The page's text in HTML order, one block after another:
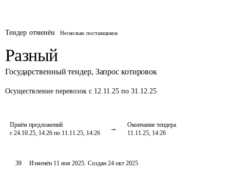
Тендер отменён Несколько поставщиков
Разный
Государственный тендер, Запрос котировок
Осуществление перевозок с 12.11.25 по 31.12.25
Приём предложений
с 24.10.25, 14:26 по 11.11.25, 14:26
Окончание тендера
11.11.25, 14:26
39 Изменён 11 ноя 2025. Создан 24 окт 2025